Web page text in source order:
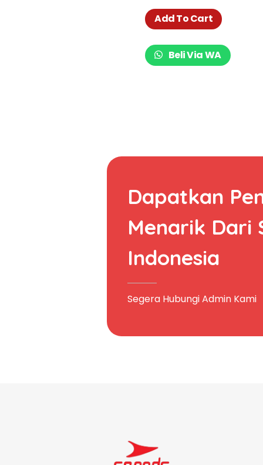
009-07
Add To Cart
Beli Via WA
Dapatkan
Menarik Dari
Indonesia
Segera Hubungi Admin Kami